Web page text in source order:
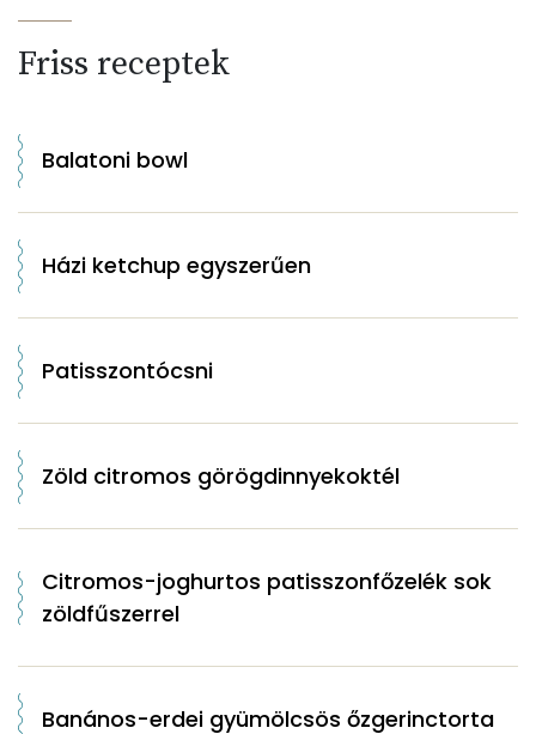
Friss receptek
Balatoni bowl
Házi ketchup egyszerűen
Patisszontócsni
Zöld citromos görögdinnyekoktél
Citromos-joghurtos patisszonfőzelék sok
zöldfűszerrel
Banános-erdei gyümölcsös őzgerinctorta